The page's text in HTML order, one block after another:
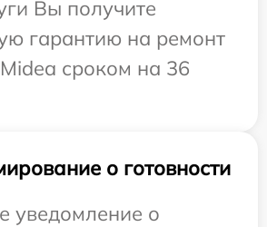
Вы получите
гарантию на ремонт
сроком на 36
о готовности
уведомление о